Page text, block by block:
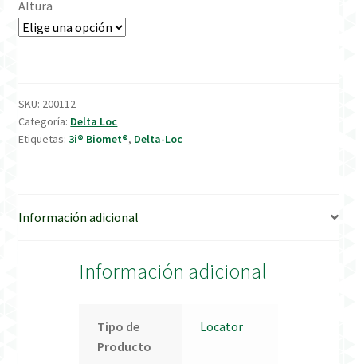
Verification Required
Altura
SKU: 200112
Categoría: Delta Loc
Etiquetas:3i® Biomet®, Delta-Loc
Información adicional
Información adicional
Tipo de
Producto
Locator